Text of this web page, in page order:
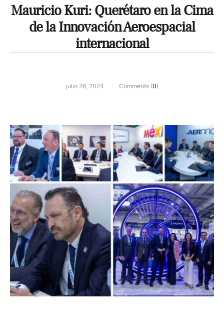
Mauricio Kuri: Querétaro en la Cima
de la Innovación Aeroespacial
internacional
julio 26, 2024 Comments (0)